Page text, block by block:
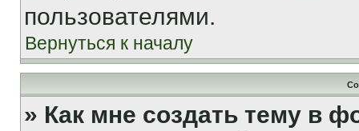
пользователями.
Вернуться к началу
» Как мне создать тему в